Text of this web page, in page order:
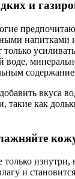
и
напитками
только
воде,
вкуса
такие как
только
и